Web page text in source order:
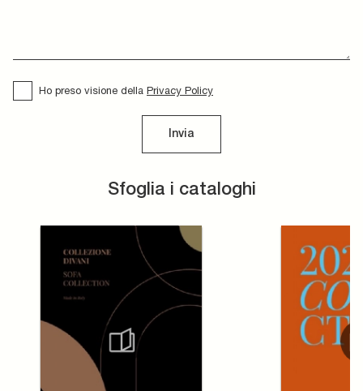
Sfoglia i cataloghi
Ho preso visione della Privacy Policy
Invia